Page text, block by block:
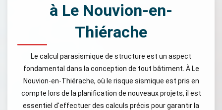
à Le Nouvion-en-
Thiérache
Le calcul parasismique de structure est un aspect
fondamental dans la conception de tout bâtiment. À Le
Nouvion-en-Thiérache, où le risque sismique est pris en
compte lors de la planification de nouveaux projets, il est
essentiel d'effectuer des calculs précis pour garantir la